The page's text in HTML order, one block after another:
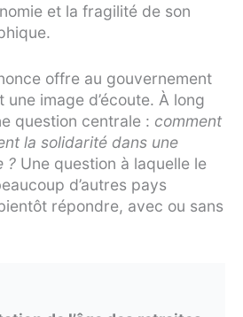
et la fragilité de son
offre au gouvernement
image d’écoute. À long
question centrale : comment
la solidarité dans une
? Une question à laquelle le
d’autres pays
répondre, avec ou sans